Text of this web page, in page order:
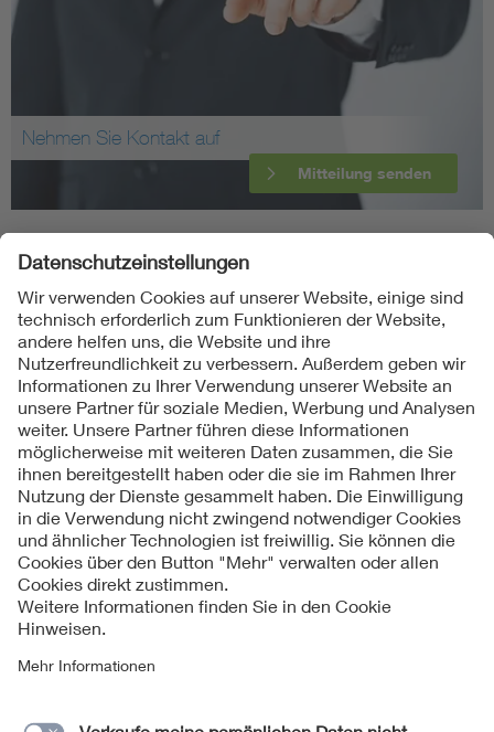
Nehmen Sie Kontakt auf
Mitteilung senden
Folgen Sie uns
Kontakt
Impressum
Datenschutzinformationen
Cookie Hinweise
Compliance